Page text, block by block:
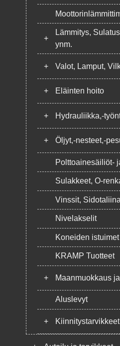
+
Lämmitys,
ynm.
+ Valot, Lamput,
+ Eläinten hoito
+ Hydrauliikka,-
+ Öljyt,-nesteet,-
Polttoainesäiliöt-
Sulakkeet, O-
Vinssit,
Nivelakselit
Koneiden
KRAMP Tuotteet
+ Maanmuokkaus
Aluslevyt
+